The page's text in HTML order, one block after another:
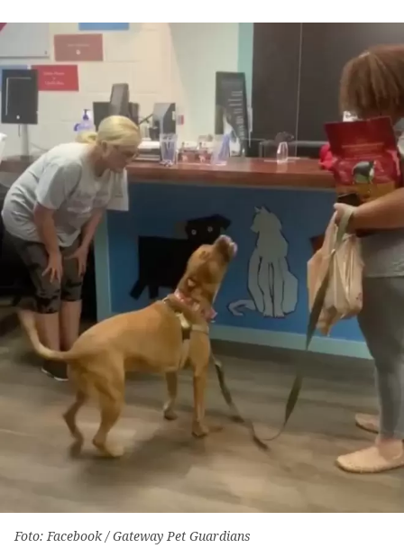
Foto: Facebook / Gateway Pet Guardians